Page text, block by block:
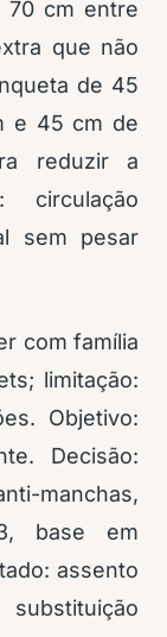
70 cm entre
que não
de 45
e 45 cm de
reduzir a
circulação
sem pesar
com família
limitação:
Objetivo:
Decisão:
manchas,
base em
assento